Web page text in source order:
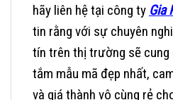
hãy liên hệ tại công ty Gia
tin rằng với sự chuyên
tín trên thị trường sẽ cung
tắm mẫu mã đẹp nhất,
và giá thành vô cùng rẻ